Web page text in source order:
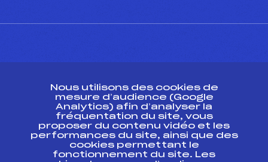
ESPACE PRESSE
Ressources
Pass’Neige
Projet sportif fédéral
Nous utilisons des cookies de
mesure d’audience (Google
Analytics) afin d’analyser la
fréquentation du site, vous
proposer du contenu vidéo et les
performances du site, ainsi que des
cookies permettant le
fonctionnement du site. Les